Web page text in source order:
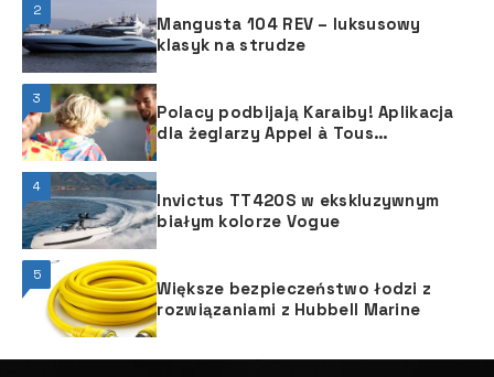
2
Mangusta 104 REV – luksusowy
klasyk na strudze
3
Polacy podbijają Karaiby! Aplikacja
dla żeglarzy Appel à Tous
4
Invictus TT420S w ekskluzywnym
białym kolorze Vogue
5
Większe bezpieczeństwo łodzi z
rozwiązaniami z Hubbell Marine